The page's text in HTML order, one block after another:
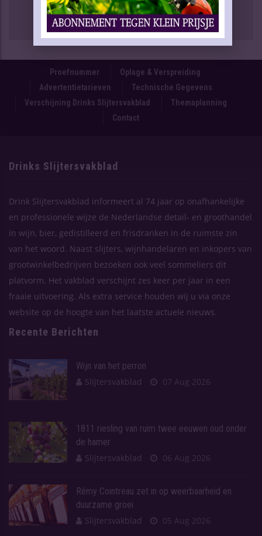
Proefnummer
Oplage & Verspreiding
Advertentietarieven
Technische Gegevens
Verschijning Drinks Slijtersvakblad
Themaplanning
Contact
Drinks Slijtersvakblad
Drink Slijtersvakblad informeert al 74 jaar op onafhankelijke
en professionele wijze de Nederlandse detail- en groothandel
in wijn, bier, gedistilleerd en frisdranken in de ruimste zin
van het woord. Naast slijters, wijnhandelaren en inkopers van
grootwinkelbedrijven bezoeken ook veel sommeliers dit
platvorm. Het vakblad verschijnt zes keer per jaar in een
fraaie uitvoering. Als extra service houden wij u via onze
website op de hoogte van het laatste actuele nieuws.
Recente Berichten
Wijn van het perron
Slijtersvakblad
07 Aug 2026
1811 riesling van ruim twee eeuwen oud onder
de hamer
Slijtersvakblad
06 Aug 2026
Rémy Cointreau zet in op weerbaarheid en
duurzame groei
Slijtersvakblad
05 Aug 2026